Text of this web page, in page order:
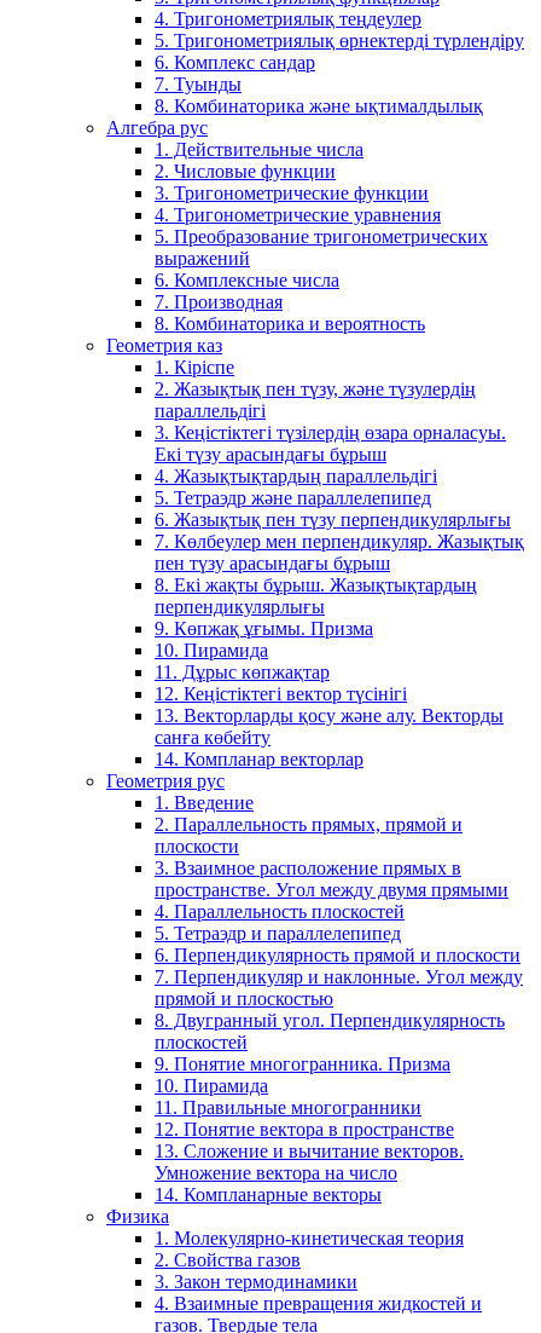
4. Тригонометриялық теңдеулер
5. Тригонометриялық өрнектерді түрлендіру
6. Комплекс сандар
7. Туынды
8. Комбинаторика және ықтималдылық
Алгебра рус
1. Действительные числа
2. Числовые функции
3. Тригонометрические функции
4. Тригонометрические уравнения
5. Преобразование тригонометрических
выражений
6. Комплексные числа
7. Производная
8. Комбинаторика и вероятность
Геометрия каз
1. Кіріспе
2. Жазықтық пен түзу, және түзулердің
параллельдігі
3. Кеңістіктегі түзілердің өзара орналасуы.
Екі түзу арасындағы бұрыш
4. Жазықтықтардың параллельдігі
5. Тетраэдр және параллелепипед
6. Жазықтық пен түзу перпендикулярлығы
7. Көлбеулер мен перпендикуляр. Жазықтық
пен түзу арасындағы бұрыш
8. Екі жақты бұрыш. Жазықтықтардың
перпендикулярлығы
9. Көпжақ ұғымы. Призма
10. Пирамида
11. Дұрыс көпжақтар
12. Кеңістіктегі вектор түсінігі
13. Векторларды қосу және алу. Векторды
санға көбейту
14. Компланар векторлар
Геометрия рус
1. Введение
2. Параллельность прямых, прямой и
плоскости
3. Взаимное расположение прямых в
пространстве. Угол между двумя прямыми
4. Параллельность плоскостей
5. Тетраэдр и параллелепипед
6. Перпендикулярность прямой и плоскости
7. Перпендикуляр и наклонные. Угол между
прямой и плоскостью
8. Двугранный угол. Перпендикулярность
плоскостей
9. Понятие многогранника. Призма
10. Пирамида
11. Правильные многогранники
12. Понятие вектора в пространстве
13. Сложение и вычитание векторов.
Умножение вектора на число
14. Компланарные векторы
Физика
1. Молекулярно-кинетическая теория
2. Свойства газов
3. Закон термодинамики
4. Взаимные превращения жидкостей и
газов. Твердые тела